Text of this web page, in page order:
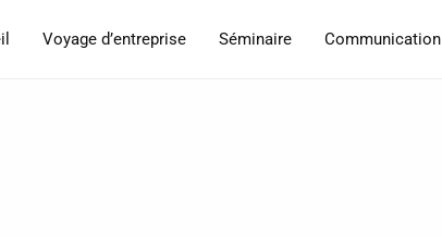
Voyage d’entreprise Séminaire Communication